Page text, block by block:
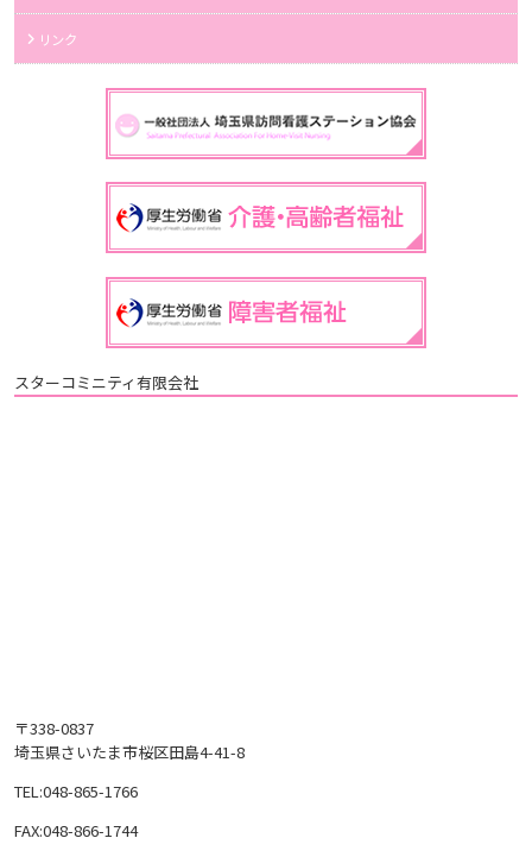
リンク
スターコミニティ有限会社
〒338-0837
埼玉県さいたま市桜区田島4-41-8
TEL:048-865-1766
FAX:048-866-1744